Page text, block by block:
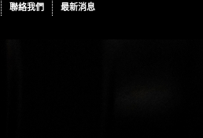
聯絡我們 最新消息